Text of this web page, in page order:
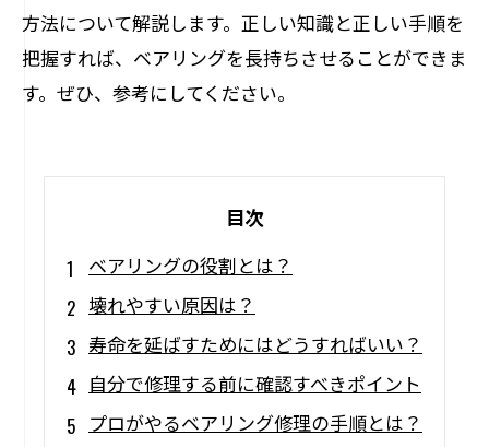
方法について解説します。正しい知識と正しい手順を
把握すれば、ベアリングを長持ちさせることができま
す。ぜひ、参考にしてください。
目次
ベアリングの役割とは？
壊れやすい原因は？
寿命を延ばすためにはどうすればいい？
自分で修理する前に確認すべきポイント
プロがやるベアリング修理の手順とは？